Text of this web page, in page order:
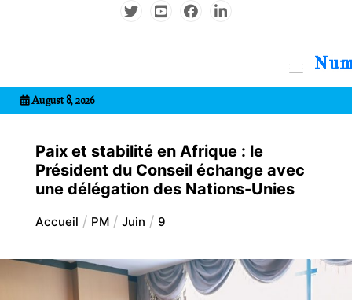
August 8, 2026
Paix et stabilité en Afrique : le
Président du Conseil échange avec
une délégation des Nations-Unies
Accueil PM Juin 9